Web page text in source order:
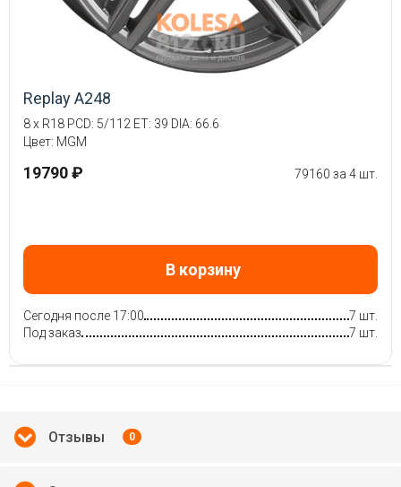
Replay A248
8 x R18 PCD: 5/112 ET: 39 DIA: 66.6
Цвет: MGM
19790 ₽ 79160 за 4 шт.
В корзину
Сегодня после 17:00
7 шт.
Под заказ
7 шт.
Отзывы 0